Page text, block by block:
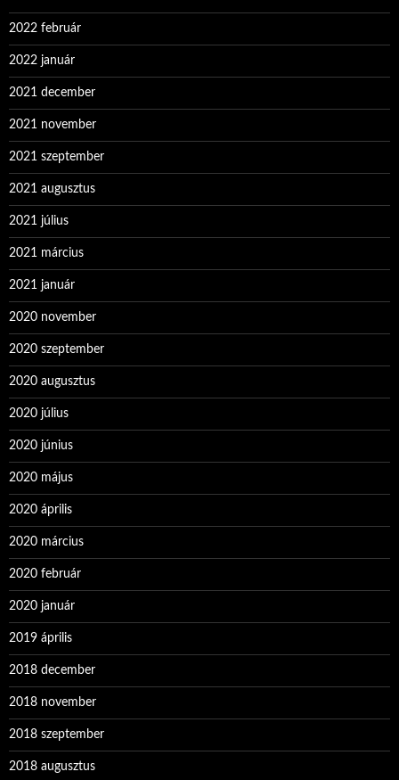
2022 február
2022 január
2021 december
2021 november
2021 szeptember
2021 augusztus
2021 július
2021 március
2021 január
2020 november
2020 szeptember
2020 augusztus
2020 július
2020 június
2020 május
2020 április
2020 március
2020 február
2020 január
2019 április
2018 december
2018 november
2018 szeptember
2018 augusztus